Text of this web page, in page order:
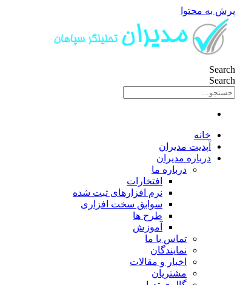
پرش به محتوا
Search
Search
خانه
آپدیت مدیران
درباره مدیران
درباره ما
افتخارات
نرم افزارهای ثبت شده
سوابق سخت افزاری
طرح ها
آموزش
تماس با ما
نمایندگان
اخبار و مقالات
مشتریان